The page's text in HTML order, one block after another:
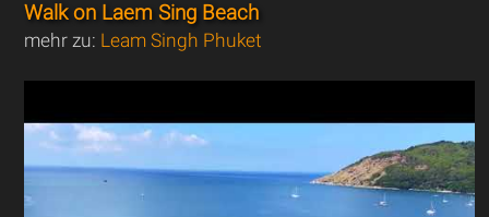
Walk on Laem Sing Beach
mehr zu: Leam Singh Phuket